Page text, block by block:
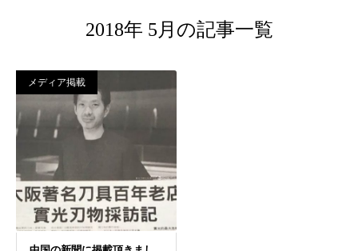
2018年 5月の記事一覧
メディア掲載